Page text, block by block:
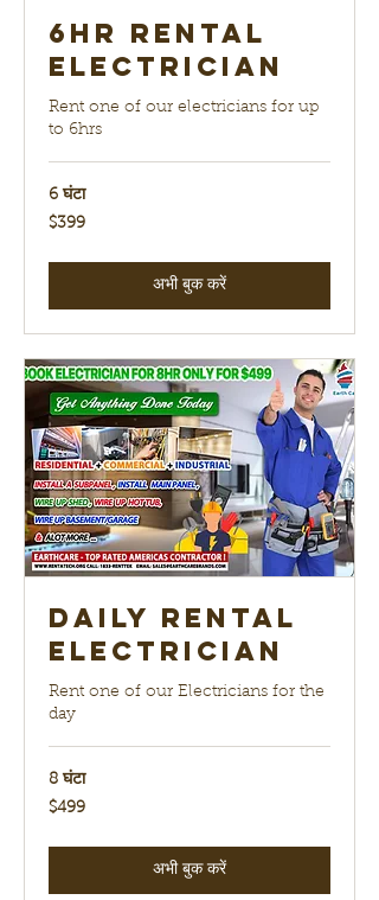
6hr Rental
electrician
Rent one of our electricians for up
to 6hrs
6 घंटा
399
यूएस
$399
अभी बुक करें
Daily Rental
Electrician
Rent one of our Electricians for the
day
8 घंटा
499
यूएस
$499
अभी बुक करें